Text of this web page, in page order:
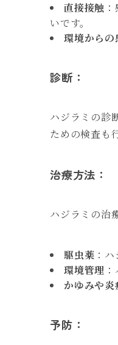
直接接触
いです。
環境からの
診断：
ハジラミの診
ための検査も
治療方法：
ハジラミの治
駆虫薬 ：
環境管理
かゆみや炎
予防：